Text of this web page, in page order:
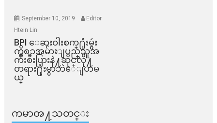
September 10, 2019
Editor
Htein Lin
BPI ​ေဆးဝါးစက္​႐ုံးမွဴး
ကိစၥအမ်ားျပည္​သူအ
က်ိဳးစီးပြားနဲ႔ဆိုင္​လို႔
တရား႐ုံးမွာဘဲေျပာမ
ယ္​
ကမာၻ႔သတင္း